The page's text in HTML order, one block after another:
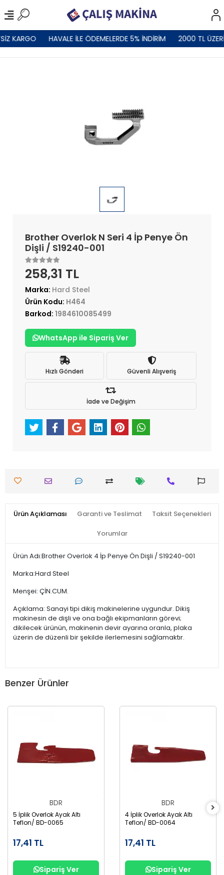
KARGO HAVALE İLE ÖDEMELERDE 5% İNDİRİM 2000 TL
Brother Overlok N Seri 4 İp Penye Ön
Dişli / S19240-001
258,31 TL
Marka: Hard Steel
Ürün Kodu: H464
Barkod: 1984610085499
WhatsApp ile Sipariş Ver
Hızlı Gönderi Güvenli Alışveriş
İade ve Değişim
Ürün Açıklaması Garanti ve Teslimat Taksit Seçenekleri
Yorumlar
Ürün Adı:Brother Overlok 4 İp Penye Ön Dişli / S19240-001
Marka:Hard Steel
Menşei: ÇİN.CUM.
Açıklama: Sanayi tipi dikiş makinelerine uygundur. Dikiş
makinesin de dişli ve ona bağlı ekipmanların görevi;
dikilecek ürünün, makinenin devir ayarına oranla, plaka
üzerin de düzenli bir şekilde ilerlemesini sağlamaktır.
Benzer Ürünler
BDR
5 İplik Overlok Ayak Altı
Teflon/ BD-0065
17,41 TL
Sipariş Ver
BDR
4 İplik Overlok Ayak Altı
Teflon/ BD-0064
17,41 TL
Sipariş Ver